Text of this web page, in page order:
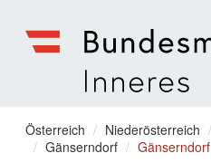
für
Inneres
Sie
befinden
Österreich Niederösterreich
Gänserndorf
Gänserndorf